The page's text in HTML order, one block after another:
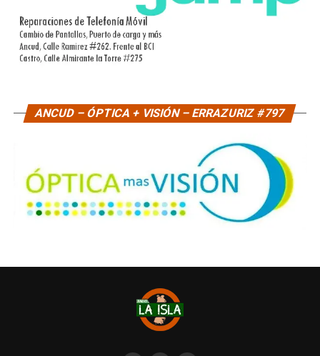
ANCUD – ÓPTICA + VISIÓN – ERRAZURIZ #797